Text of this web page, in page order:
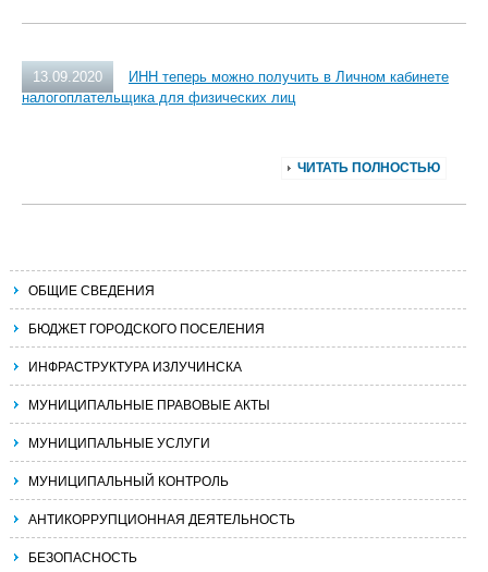
13.09.2020
ИНН теперь можно получить в Личном кабинете
налогоплательщика для физических лиц
ЧИТАТЬ ПОЛНОСТЬЮ
ОБЩИЕ СВЕДЕНИЯ
БЮДЖЕТ ГОРОДСКОГО ПОСЕЛЕНИЯ
ИНФРАСТРУКТУРА ИЗЛУЧИНСКА
МУНИЦИПАЛЬНЫЕ ПРАВОВЫЕ АКТЫ
МУНИЦИПАЛЬНЫЕ УСЛУГИ
МУНИЦИПАЛЬНЫЙ КОНТРОЛЬ
АНТИКОРРУПЦИОННАЯ ДЕЯТЕЛЬНОСТЬ
БЕЗОПАСНОСТЬ